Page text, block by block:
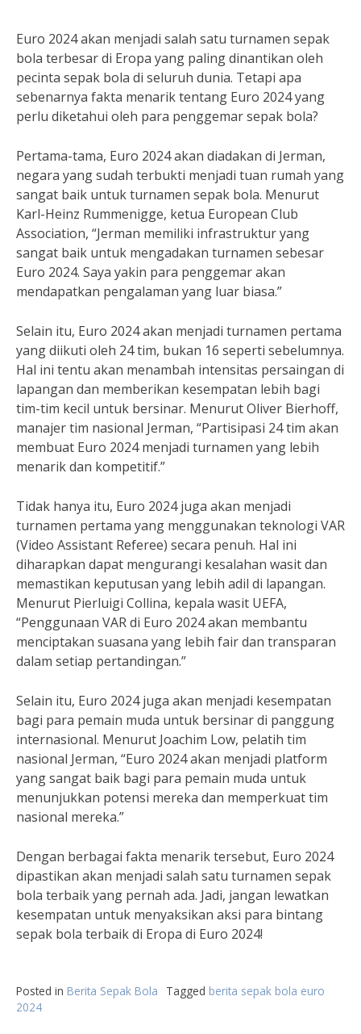
Euro 2024 akan menjadi salah satu turnamen sepak
bola terbesar di Eropa yang paling dinantikan oleh
pecinta sepak bola di seluruh dunia. Tetapi apa
sebenarnya fakta menarik tentang Euro 2024 yang
perlu diketahui oleh para penggemar sepak bola?
Pertama-tama, Euro 2024 akan diadakan di Jerman,
negara yang sudah terbukti menjadi tuan rumah yang
sangat baik untuk turnamen sepak bola. Menurut
Karl-Heinz Rummenigge, ketua European Club
Association, “Jerman memiliki infrastruktur yang
sangat baik untuk mengadakan turnamen sebesar
Euro 2024. Saya yakin para penggemar akan
mendapatkan pengalaman yang luar biasa.”
Selain itu, Euro 2024 akan menjadi turnamen pertama
yang diikuti oleh 24 tim, bukan 16 seperti sebelumnya.
Hal ini tentu akan menambah intensitas persaingan di
lapangan dan memberikan kesempatan lebih bagi
tim-tim kecil untuk bersinar. Menurut Oliver Bierhoff,
manajer tim nasional Jerman, “Partisipasi 24 tim akan
membuat Euro 2024 menjadi turnamen yang lebih
menarik dan kompetitif.”
Tidak hanya itu, Euro 2024 juga akan menjadi
turnamen pertama yang menggunakan teknologi VAR
(Video Assistant Referee) secara penuh. Hal ini
diharapkan dapat mengurangi kesalahan wasit dan
memastikan keputusan yang lebih adil di lapangan.
Menurut Pierluigi Collina, kepala wasit UEFA,
“Penggunaan VAR di Euro 2024 akan membantu
menciptakan suasana yang lebih fair dan transparan
dalam setiap pertandingan.”
Selain itu, Euro 2024 juga akan menjadi kesempatan
bagi para pemain muda untuk bersinar di panggung
internasional. Menurut Joachim Low, pelatih tim
nasional Jerman, “Euro 2024 akan menjadi platform
yang sangat baik bagi para pemain muda untuk
menunjukkan potensi mereka dan memperkuat tim
nasional mereka.”
Dengan berbagai fakta menarik tersebut, Euro 2024
dipastikan akan menjadi salah satu turnamen sepak
bola terbaik yang pernah ada. Jadi, jangan lewatkan
kesempatan untuk menyaksikan aksi para bintang
sepak bola terbaik di Eropa di Euro 2024!
Posted in Berita Sepak Bola Tagged berita sepak bola euro
2024